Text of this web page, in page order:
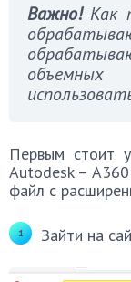
Важно! Как
Первым стоит
Autodesk –
файл с
Зайти на